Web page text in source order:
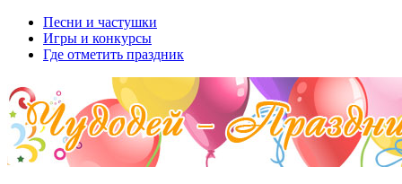
Песни и частушки
Игры и конкурсы
Где отметить праздник